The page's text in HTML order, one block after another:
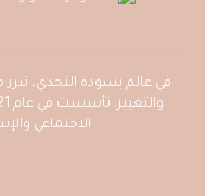
في عالم يسوده التحدي،
الاجتماعي